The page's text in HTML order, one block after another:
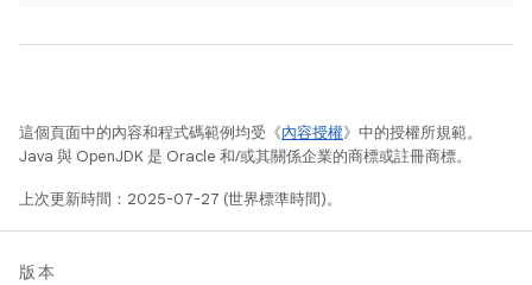
這個頁面中的內容和程式碼範例均受《內容授權》中的授權所規範。
Java 與 OpenJDK 是 Oracle 和/或其關係企業的商標或註冊商標。
上次更新時間：2025-07-27 (世界標準時間)。
版本